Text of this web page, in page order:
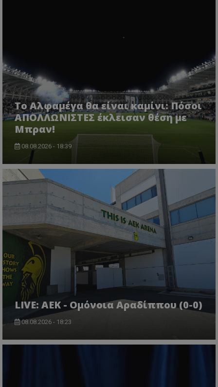
Το Αλφαμέγα θα είναι καμίνι: Πόσοι
ΑΠΟΛΛΩΝΙΣΤΕΣ έκλεισαν θέση με
Μπραν!
08.08.2026 - 18:39
LIVE: ΑΕΚ - Ομόνοια Αραδίππου (0-0)
08.08.2026 - 18:23